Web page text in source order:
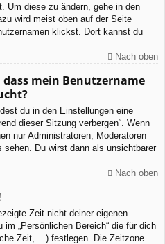
Um diese zu ändern, gehe in den
wird meist oben auf der Seite
klickst. Dort kannst du
Nach oben
mein Benutzername
du in den Einstellungen eine
dieser Sitzung verbergen“. Wenn
nur Administratoren, Moderatoren
Du wirst dann als unsichtbarer
Nach oben
Zeit nicht deiner eigenen
„Persönlichen Bereich“ die für dich
Zeit, ...) festlegen. Die Zeitzone